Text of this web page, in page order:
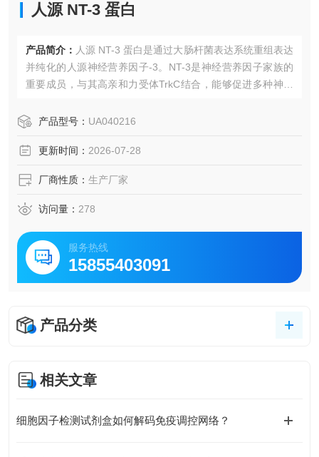
人源 NT-3 蛋白
产品简介： 人源 NT-3 蛋白是通过大肠杆菌表达系统重组表达
并纯化的人源神经营养因子-3。NT-3是神经营养因子家族的
重要成员，与其高亲和力受体TrkC结合，能够促进多种神经
生长与分化。与BDNF和NGF相比，NT-3具有更广泛的神经
作用。该产品具有高纯度和高生物活性，适用于神经科学研
产品型号： UA040216
更新时间： 2026-07-28
厂商性质： 生产厂家
访问量： 278
服务热线
15855403091
产品分类
相关文章
细胞因子检测试剂盒如何解码免疫调控网络？